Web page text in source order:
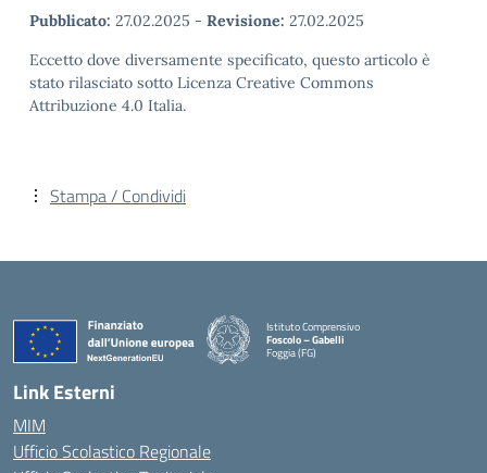
Pubblicato: 27.02.2025 - Revisione: 27.02.2025
Eccetto dove diversamente specificato, questo articolo è
stato rilasciato sotto Licenza Creative Commons
Attribuzione 4.0 Italia.
Stampa / Condividi
Istituto Comprensivo
Foscolo – Gabelli
Foggia (FG)
— Visita la pagina iniziale della scuola
Link Esterni
MIM
Ufficio Scolastico Regionale